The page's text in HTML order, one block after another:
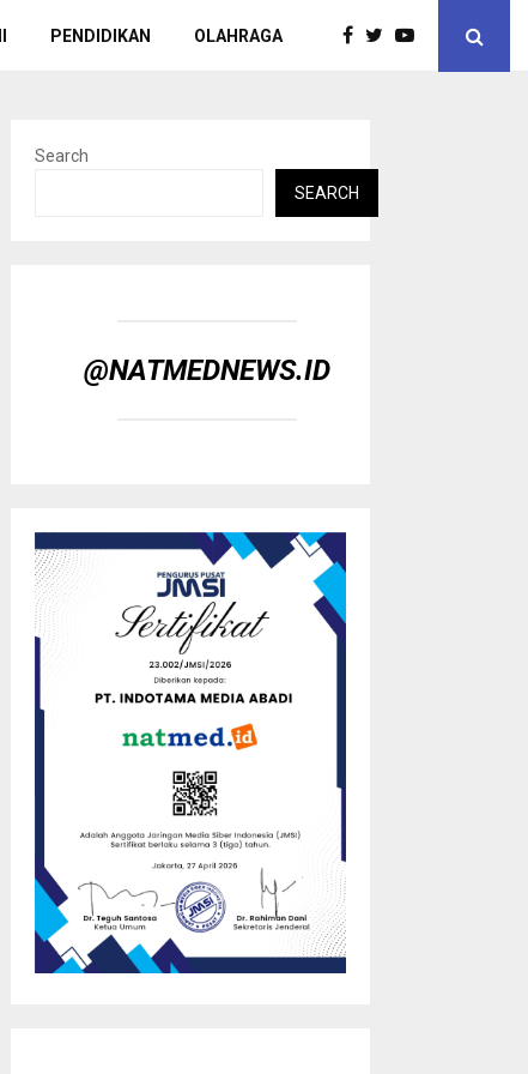
PENDIDIKAN OLAHRAGA
Search
SEARCH
@NATMEDNEWS.ID